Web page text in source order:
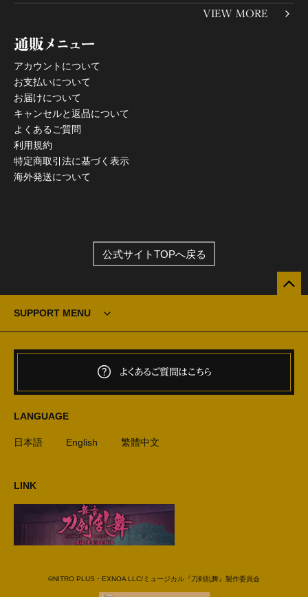
VIEW MORE
通販メニュー
アカウントについて
お支払いについて
お届けについて
キャンセルと返品について
よくあるご質問
利用規約
特定商取引法に基づく表示
海外発送について
公式サイトTOPへ戻る
SUPPORT MENU
よくあるご質問はこちら
LANGUAGE
日本語 English 繁體中文
LINK
©NITRO PLUS・EXNOA LLC/ミュージカル『刀剣乱舞』製作委員会